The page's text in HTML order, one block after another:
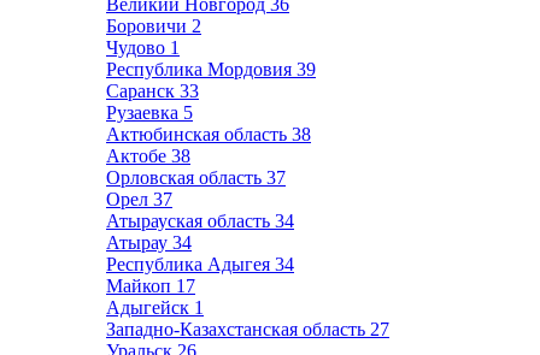
Великий Новгород 36
Боровичи 2
Чудово 1
Республика Мордовия 39
Саранск 33
Рузаевка 5
Актюбинская область 38
Актобе 38
Орловская область 37
Орел 37
Атырауская область 34
Атырау 34
Республика Адыгея 34
Майкоп 17
Адыгейск 1
Западно-Казахстанская область 27
Уральск 26